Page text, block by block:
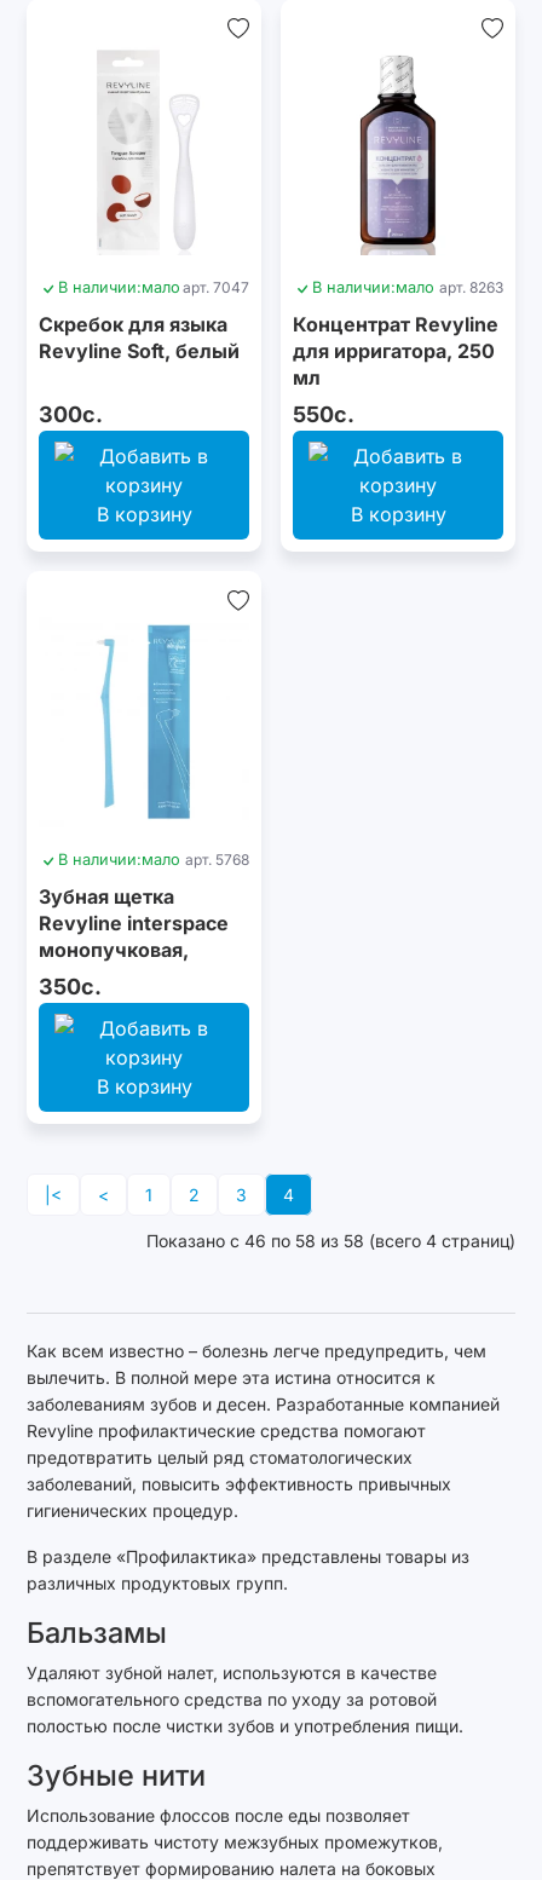
В наличии:мало арт. 7047
Скребок для языка
Revyline Soft, белый
300с.
В корзину
В наличии:мало арт. 8263
Концентрат Revyline
для ирригатора, 250
мл
550с.
В корзину
В наличии:мало арт. 5768
Зубная щетка
Revyline interspace
монопучковая,
голубая
350с.
В корзину
|< < 1 2 3 4
Показано с 46 по 58 из 58 (всего 4 страниц)
Как всем известно – болезнь легче предупредить, чем
вылечить. В полной мере эта истина относится к
заболеваниям зубов и десен. Разработанные компанией
Revyline профилактические средства помогают
предотвратить целый ряд стоматологических
заболеваний, повысить эффективность привычных
гигиенических процедур.
В разделе «Профилактика» представлены товары из
различных продуктовых групп.
Бальзамы
Удаляют зубной налет, используются в качестве
вспомогательного средства по уходу за ротовой
полостью после чистки зубов и употребления пищи.
Зубные нити
Использование флоссов после еды позволяет
поддерживать чистоту межзубных промежутков,
препятствует формированию налета на боковых